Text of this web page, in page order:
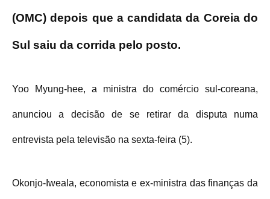
(OMC) depois que a candidata da Coreia do
Sul saiu da corrida pelo posto.
Yoo Myung-hee, a ministra do comércio sul-coreana,
anunciou a decisão de se retirar da disputa numa
entrevista pela televisão na sexta-feira (5).
Okonjo-Iweala, economista e ex-ministra das finanças da